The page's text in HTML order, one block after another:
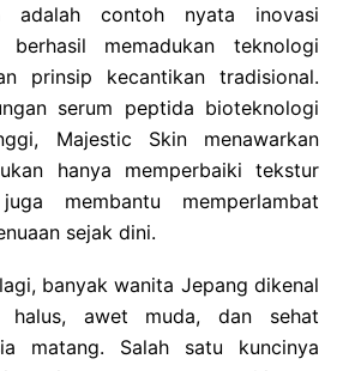
adalah contoh nyata inovasi
memadukan teknologi
prinsip kecantikan tradisional.
serum peptida bioteknologi
Majestic Skin menawarkan
hanya memperbaiki tekstur
membantu memperlambat
sejak dini.
banyak wanita Jepang dikenal
halus, awet muda, dan sehat
matang. Salah satu kuncinya